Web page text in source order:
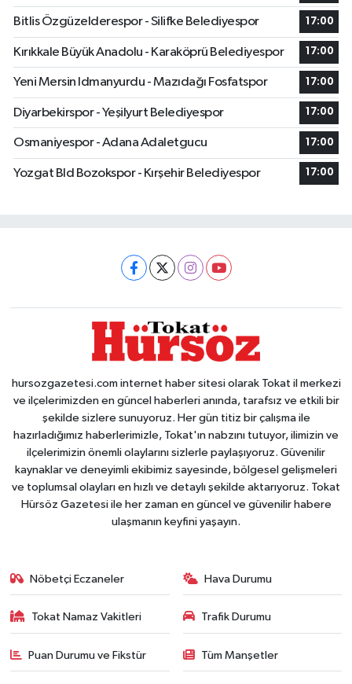
Bitlis Özgüzelderespor - Silifke Belediyespor 17:00
Kırıkkale Büyük Anadolu - Karaköprü Belediyespor 17:00
Yeni Mersin Idmanyurdu - Mazıdağı Fosfatspor 17:00
Diyarbekirspor - Yeşilyurt Belediyespor 17:00
Osmaniyespor - Adana Adaletgucu 17:00
Yozgat Bld Bozokspor - Kırşehir Belediyespor 17:00
hursozgazetesi.com internet haber sitesi olarak Tokat il merkezi
ve ilçelerimizden en güncel haberleri anında, tarafsız ve etkili bir
şekilde sizlere sunuyoruz. Her gün titiz bir çalışma ile
hazırladığımız haberlerimizle, Tokat'ın nabzını tutuyor, ilimizin ve
ilçelerimizin önemli olaylarını sizlerle paylaşıyoruz. Güvenilir
kaynaklar ve deneyimli ekibimiz sayesinde, bölgesel gelişmeleri
ve toplumsal olayları en hızlı ve detaylı şekilde aktarıyoruz. Tokat
Hürsöz Gazetesi ile her zaman en güncel ve güvenilir habere
ulaşmanın keyfini yaşayın.
Nöbetçi Eczaneler Hava Durumu
Tokat Namaz Vakitleri Trafik Durumu
Puan Durumu ve Fikstür Tüm Manşetler